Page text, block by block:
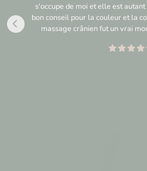
s'occupe de moi et elle est
bon conseil pour la couleur et la
massage crânien fut un vrai